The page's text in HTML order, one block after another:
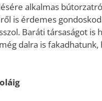
alkalmas
is érdemes
Baráti társaságot
dalra is